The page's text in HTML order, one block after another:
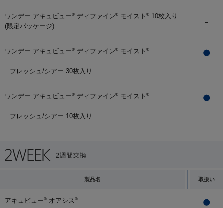
ワンデー アキュビュー® ディファイン® モイスト ® 10枚入り
(限定パッケージ)
ワンデー アキュビュー® ディファイン® モイスト ®
フレッシュ/シアー 30枚入り
ワンデー アキュビュー® ディファイン® モイスト ®
フレッシュ/シアー 10枚入り
製品名 取扱い
アキュビュー® オアシス ®